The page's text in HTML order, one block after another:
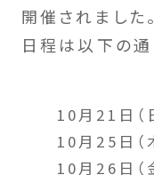
開催されました。
日程は以下の通
10月21日（
10月25日
10月26日